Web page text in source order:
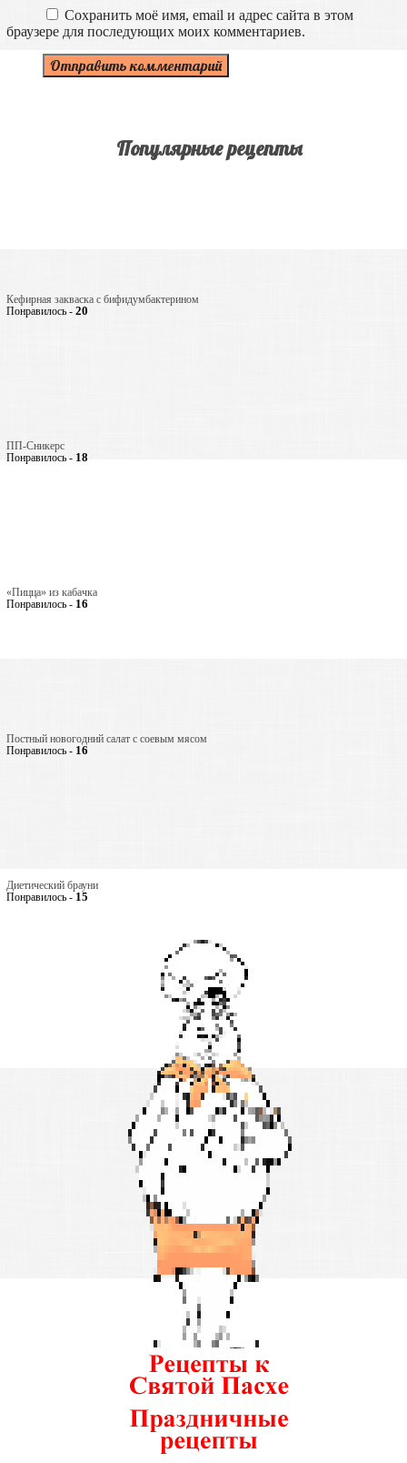
Сохранить моё имя, email и адрес сайта в этом
браузере для последующих моих комментариев.
Популярные рецепты
Кефирная закваска с бифидумбактерином
Понравилось - 20
ПП-Сникерс
Понравилось - 18
«Пицца» из кабачка
Понравилось - 16
Постный новогодний салат с соевым мясом
Понравилось - 16
Диетический брауни
Понравилось - 15